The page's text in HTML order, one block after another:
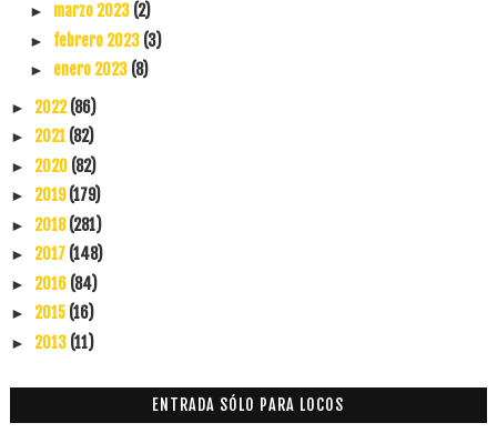
► marzo 2023 (2)
► febrero 2023 (3)
► enero 2023 (8)
► 2022(86)
► 2021 (82)
► 2020 (82)
► 2019(179)
► 2018(281)
► 2017 (148)
► 2016 (84)
► 2015 (16)
► 2013 (11)
ENTRADA SÓLO PARA LOCOS